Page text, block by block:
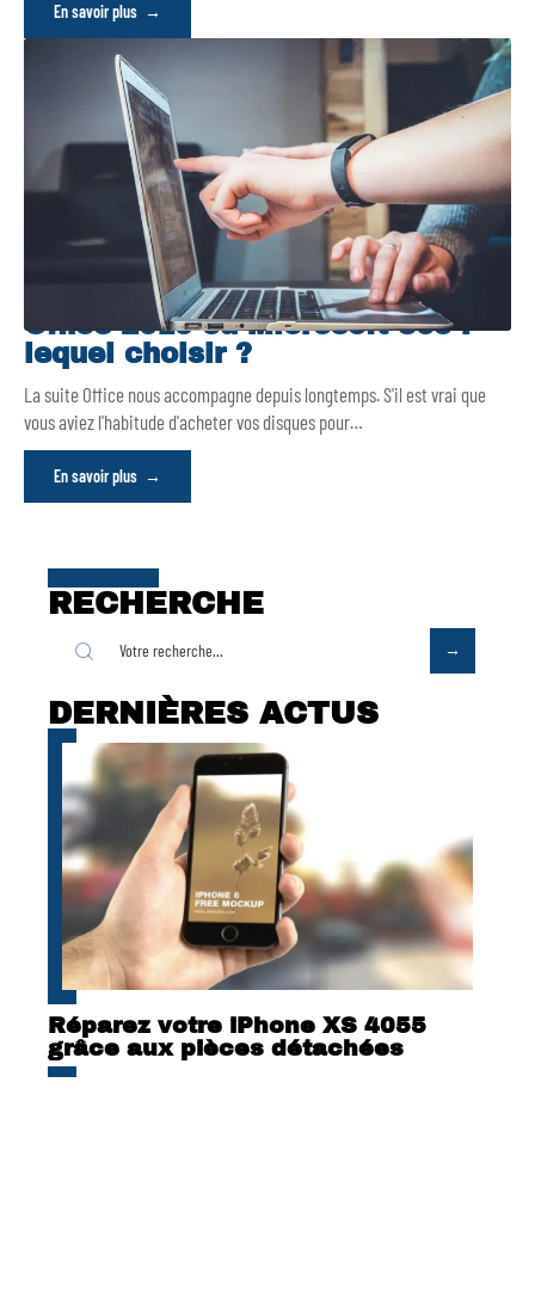
En savoir plus
Office 2019 ou Microsoft 365 :
lequel choisir ?
La suite Office nous accompagne depuis longtemps. S'il est vrai que
vous aviez l'habitude d'acheter vos disques pour…
En savoir plus
RECHERCHE
DERNIÈRES ACTUS
Réparez votre iPhone XS 4055
grâce aux pièces détachées